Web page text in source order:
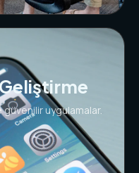
güvenilir uygulamalar.